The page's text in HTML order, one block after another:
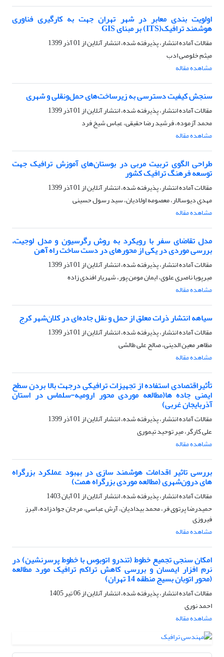
اولویت بندی معابر در شهر تهران جهت به کارگیری فناوری
هوشمند ترافیک(ITS) بر مبنای GIS
مقالات آماده انتشار، پذیرفته شده، انتشار آنلاین از01 آذر 1399
میثم خلوصی ادب
مشاهده مقاله
سنجش کیفیت دسترسی به زیرساخت‌های حمل‌و‌نقلی و شهری
مقالات آماده انتشار، پذیرفته شده، انتشار آنلاین از01 آذر 1399
محمد آزموده، فرشید رضا حقیقی، عباس شیخ فرد
مشاهده مقاله
طراحی الگوی تربیت مربی در بوستان‌های آموزش ترافیک جهت
توسعه فرهنگ ترافیک کشور
مقالات آماده انتشار، پذیرفته شده، انتشار آنلاین از01 آذر 1399
مهدی دیوسالار، معصومه اولادیان، سید رسول حسینی
مشاهده مقاله
مدل تقاضای سفر با رویکرد به روش رگرسیون و مدل لوجیت،
بررسی موردی در یکی از محورهای در دست ساخت راه آهن
مقالات آماده انتشار، پذیرفته شده، انتشار آنلاین از01 آذر 1399
میرپویا ناصری علوی، ایمان مومن پور، شهریار افندی زاده
مشاهده مقاله
سیاهه انتشار ذرات معلق از حمل و نقل جاده‌ای در کلان‌شهر کرج
مقالات آماده انتشار، پذیرفته شده، انتشار آنلاین از01 آذر 1399
مظاهر معین الدینی، صالح علی طالشی
مشاهده مقاله
تأثیراقتصادی استفاده از تجهیزات ترافیکی درجهت بالا بردن سطح
ایمنی جاده ها(مطالعه موردی محور ارومیه-سلماس در استان
آذربایجان غربی)
مقالات آماده انتشار، پذیرفته شده، انتشار آنلاین از01 آذر 1399
علی کارگر، میر توحید تیموری
مشاهده مقاله
بررسی تاثیر اقدامات هوشمند سازی در بهبود عملکرد بزرگراه
های درون‌شهری (مطالعه موردی بزرگراه همت)
مقالات آماده انتشار، پذیرفته شده، انتشار آنلاین از01 آبان 1403
حمیدرضا پرتوی فر، محمد بیدادیان، آرش عباسی، مرجان جوادزاده، البرز
فیروزی
مشاهده مقاله
امکان سنجی تجمیع خطوط (تندرو اتوبوس با خطوط پرسرنشین) در
نرم افزار ایمسان و بررسی کاهش تراکم ترافیک مورد مطالعه
(محور اتوبان بسیج منطقه 14 تهران)
مقالات آماده انتشار، پذیرفته شده، انتشار آنلاین از06 تیر 1405
احمد نوری
مشاهده مقاله